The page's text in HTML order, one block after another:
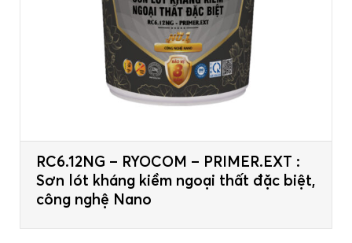
RC6.12NG – RYOCOM – PRIMER.EXT :
Sơn lót kháng kiềm ngoại thất đặc biệt,
công nghệ Nano